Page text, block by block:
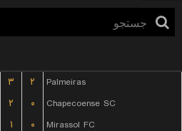
۳ ۲
Palmeiras
۲ ۰
Chapecoense SC
۱ ۰
Mirassol FC